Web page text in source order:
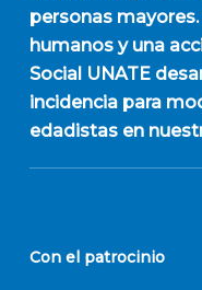
personas
humanos y una
Social UNATE
incidencia para
edadistas en
Con el patrocinio